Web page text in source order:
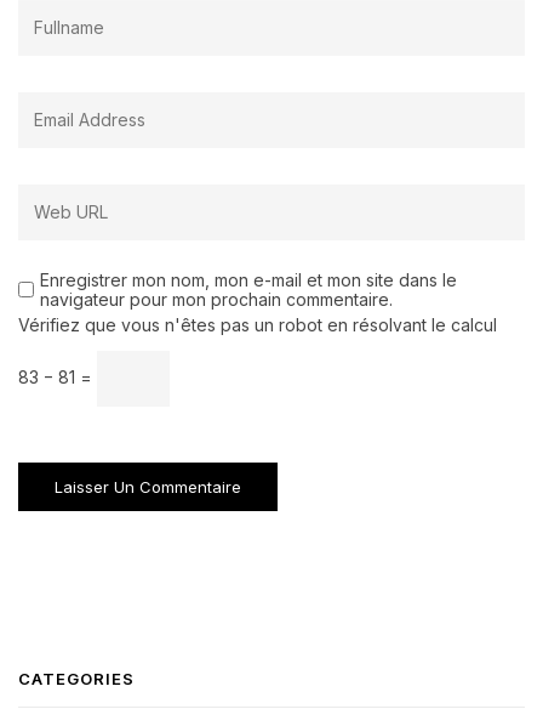
Enregistrer mon nom, mon e-mail et mon site dans le
navigateur pour mon prochain commentaire.
Vérifiez que vous n'êtes pas un robot en résolvant le calcul
83 − 81 =
CATEGORIES